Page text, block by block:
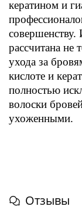
кератином и
рассчитана не
ухода за
кислоте и
полностью
волоски
ухоженными.
Отзывы